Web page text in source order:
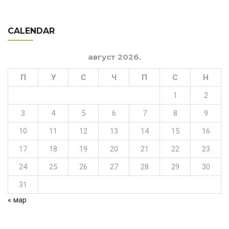
CALENDAR
август 2026.
П У С Ч П С
Н
1
2
3
4 5 6 7 8
9
10
11 12 13 14 15
16
17
18 19 20 21 22
23
24
25 26 27 28 29
30
31
« мар